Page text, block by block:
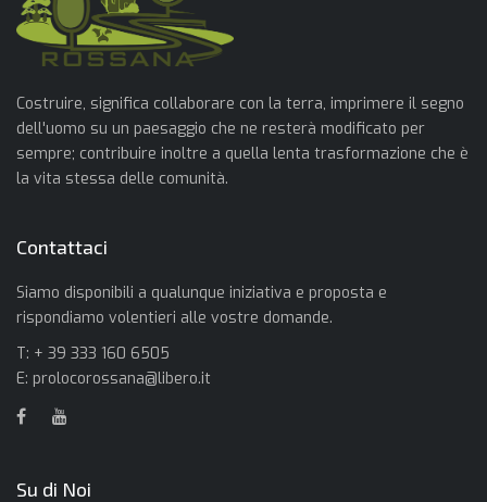
Costruire, significa collaborare con la terra, imprimere il segno
dell'uomo su un paesaggio che ne resterà modificato per
sempre; contribuire inoltre a quella lenta trasformazione che è
la vita stessa delle comunità.
Contattaci
Siamo disponibili a qualunque iniziativa e proposta e
rispondiamo volentieri alle vostre domande.
T: + 39 333 160 6505
E: prolocorossana@libero.it
Su di Noi